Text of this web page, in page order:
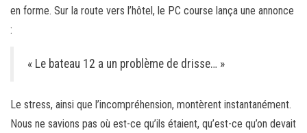
en forme. Sur la route vers l’hôtel, le PC course lança une annonce
:
« Le bateau 12 a un problème de drisse… »
Le stress, ainsi que l’incompréhension, montèrent instantanément.
Nous ne savions pas où est-ce qu’ils étaient, qu’est-ce qu’on devait